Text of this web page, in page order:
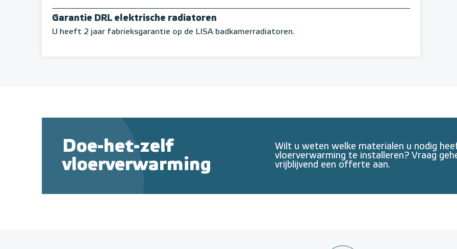
Garantie DRL elektrische radiatoren
U heeft 2 jaar fabrieksgarantie op de LISA badkamerradiatoren.
Doe-het-zelf
vloerverwarming
Wilt u weten welke materialen u nodig
vloerverwarming te installeren? Vraag
vrijblijvend een offerte aan.